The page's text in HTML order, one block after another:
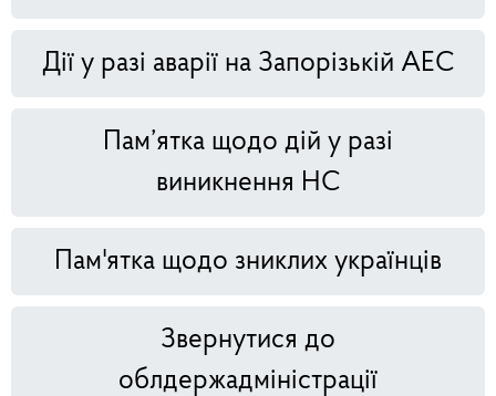
Дії у разі аварії на Запорізькій АЕС
Пам’ятка щодо дій у разі
виникнення НС
Пам'ятка щодо зниклих українців
Звернутися до
облдержадміністрації